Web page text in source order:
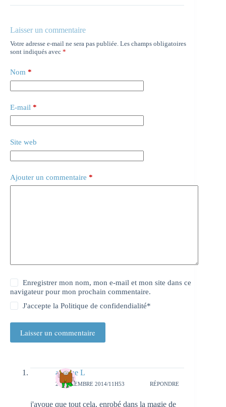
Laisser un commentaire
Votre adresse e-mail ne sera pas publiée. Les champs obligatoires
sont indiqués avec *
Nom *
E-mail *
Site web
Ajouter un commentaire *
Enregistrer mon nom, mon e-mail et mon site dans ce
navigateur pour mon prochain commentaire.
J'accepte laPolitique de confidendialité*
Laisser un commentaire
adeline L
28 DÉCEMBRE 2014/11H53 RÉPONDRE
j'avoue que tout cela, enrobé dans la magie de